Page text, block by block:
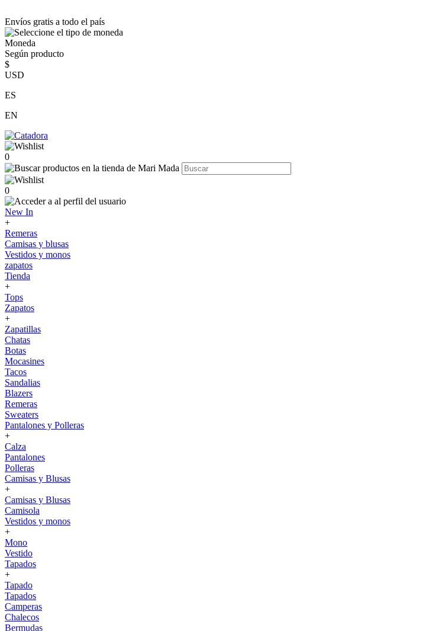
Envíos gratis a todo el país
Moneda
Según producto
$
USD
ES
EN
0
0
New In
+
Remeras
Camisas y blusas
Vestidos y monos
zapatos
Tienda
+
Tops
Zapatos
+
Zapatillas
Chatas
Botas
Mocasines
Tacos
Sandalias
Blazers
Remeras
Sweaters
Pantalones y Polleras
+
Calza
Pantalones
Polleras
Camisas y Blusas
+
Camisas y Blusas
Camisola
Vestidos y monos
+
Mono
Vestido
Tapados
+
Tapado
Tapados
Camperas
Chalecos
Bermudas